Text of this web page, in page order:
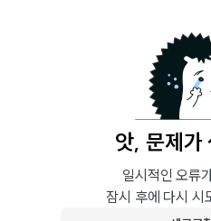
앗, 문제가
일시적인 오류
잠시 후에 다시 시